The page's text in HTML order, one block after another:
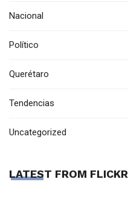
Nacional
Político
Querétaro
Tendencias
Uncategorized
LATEST FROM FLICKR